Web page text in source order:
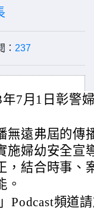
237
7月1日彰警
無遠弗屆的傳
施婦幼安全宣
，結合時事、
。
Podcast頻道